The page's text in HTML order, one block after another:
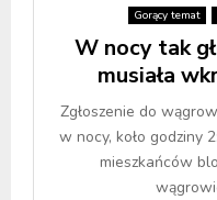
Gorący temat
W nocy tak
musiała
Zgłoszenie do
w nocy, koło godziny
mieszkańców